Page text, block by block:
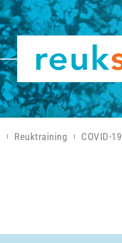
Reuktraining COVID-19